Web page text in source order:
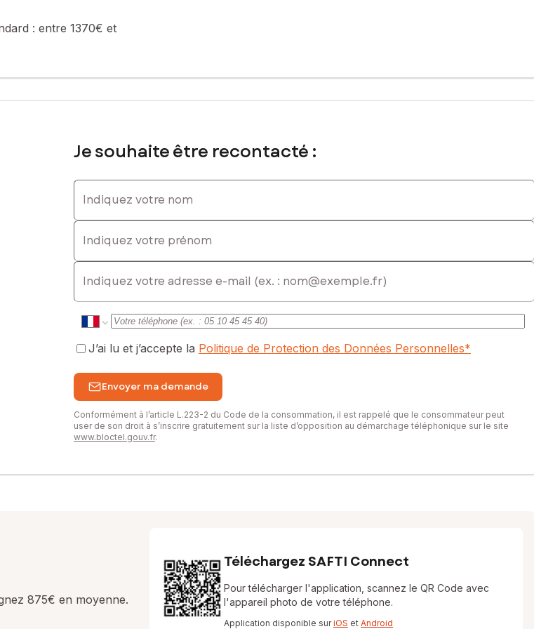
- EI - Agent commercial immatriculé au RSAC de NIMES sous le numéro 909573107
: entre 1370€ et
Je souhaite être recontacté :
Indiquez votre nom
Indiquez votre prénom
E-mail
J’ai lu et j’accepte la Politique de Protection des Données Personnelles*
Envoyer ma demande
Conformément à l’article L.223-2 du Code de la consommation, il est rappelé que le consommateur peut
user de son droit à s’inscrire gratuitement sur la liste d’opposition au démarchage téléphonique sur le site
www.bloctel.gouv.fr.
875€ en moyenne.
Téléchargez SAFTI Connect
Pour télécharger l'application, scannez le QR Code avec
l'appareil photo de votre téléphone.
Application disponible suriOS et Android